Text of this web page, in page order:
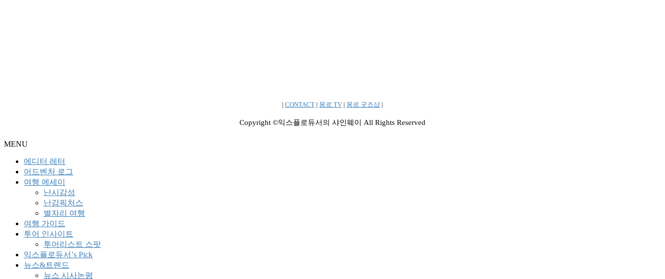
| CONTACT | 몽르 TV | 몽르 굿즈샵 |
Copyright ©익스플로듀서의 샤인웨이 All Rights Reserved
MENU
에디터 레터
어드벤처 로그
여행 에세이
난시감성
난감픽처스
별자리 여행
여행 가이드
투어 인사이트
투어리스트 스팟
익스플로듀서’s Pick
뉴스&트렌드
뉴스 시사논평